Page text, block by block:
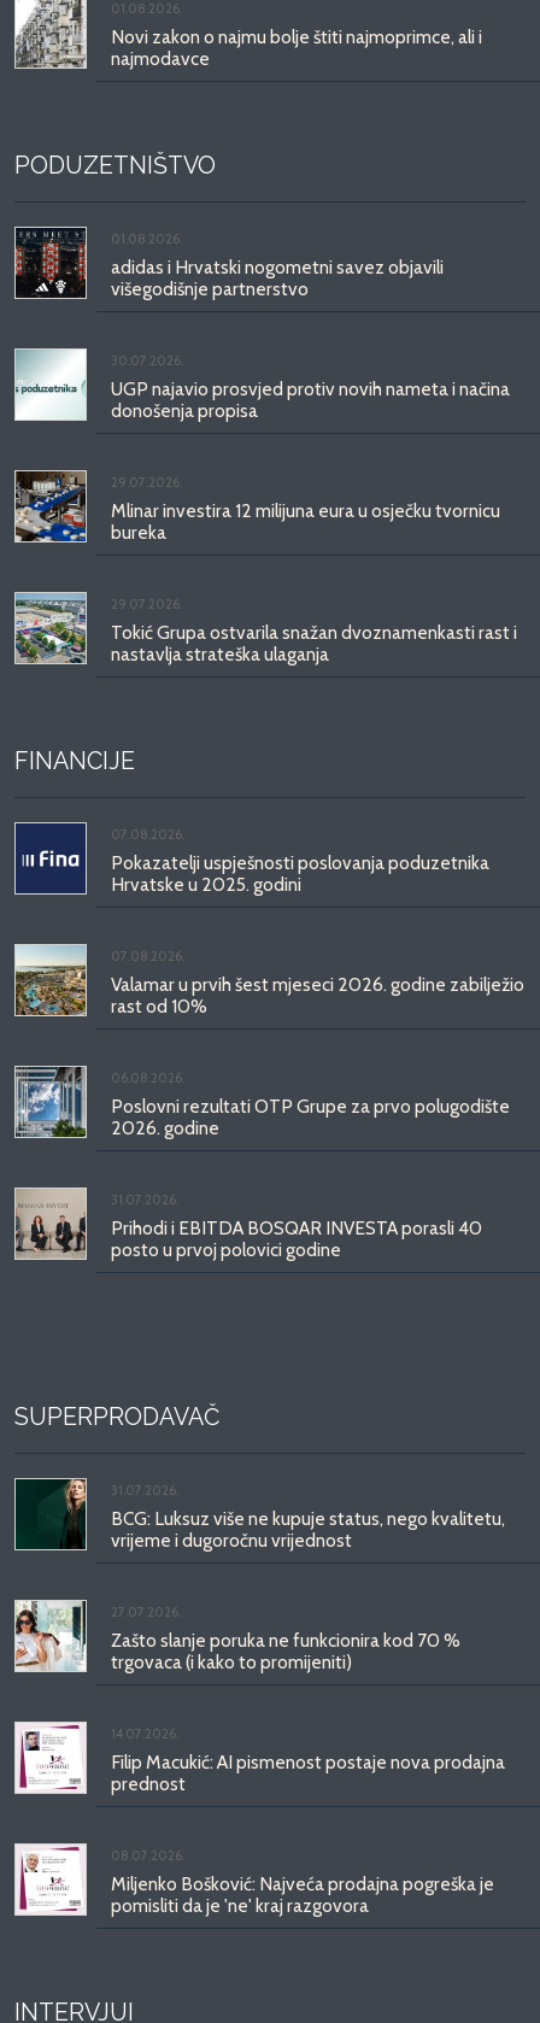
01.08.2026.
Novi zakon o najmu bolje štiti najmoprimce, ali i
najmodavce
PODUZETNIŠTVO
01.08.2026.
adidas i Hrvatski nogometni savez objavili
višegodišnje partnerstvo
30.07.2026.
UGP najavio prosvjed protiv novih nameta i načina
donošenja propisa
29.07.2026.
Mlinar investira 12 milijuna eura u osječku tvornicu
bureka
29.07.2026.
Tokić Grupa ostvarila snažan dvoznamenkasti rast i
nastavlja strateška ulaganja
FINANCIJE
07.08.2026.
Pokazatelji uspješnosti poslovanja poduzetnika
Hrvatske u 2025. godini
07.08.2026.
Valamar u prvih šest mjeseci 2026. godine zabilježio
rast od 10%
06.08.2026.
Poslovni rezultati OTP Grupe za prvo polugodište
2026. godine
31.07.2026.
Prihodi i EBITDA BOSQAR INVESTA porasli 40
posto u prvoj polovici godine
SUPERPRODAVAČ
31.07.2026.
BCG: Luksuz više ne kupuje status, nego kvalitetu,
vrijeme i dugoročnu vrijednost
27.07.2026.
Zašto slanje poruka ne funkcionira kod 70 %
trgovaca (i kako to promijeniti)
14.07.2026.
Filip Macukić: AI pismenost postaje nova prodajna
prednost
08.07.2026.
Miljenko Bošković: Najveća prodajna pogreška je
pomisliti da je 'ne' kraj razgovora
INTERVJUI